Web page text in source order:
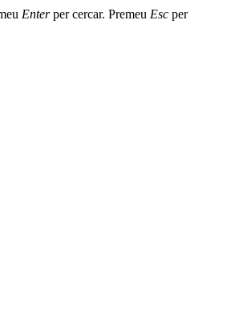
Enterper cercar. Premeu Esc per